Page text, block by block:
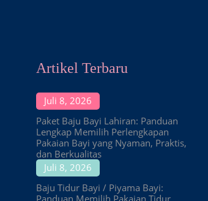
Artikel Terbaru
Juli 8, 2026
Paket Baju Bayi Lahiran: Panduan
Lengkap Memilih Perlengkapan
Pakaian Bayi yang Nyaman, Praktis,
dan Berkualitas
Juli 8, 2026
Baju Tidur Bayi / Piyama Bayi: